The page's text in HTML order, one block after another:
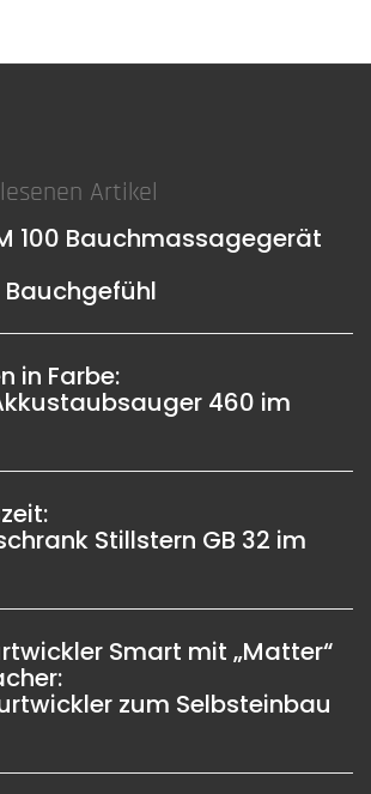
Artikel
100 Bauchmassagegerät
in Farbe:
460 im
Stillstern GB 32 im
Smart mit „Matter“
zum Selbsteinbau